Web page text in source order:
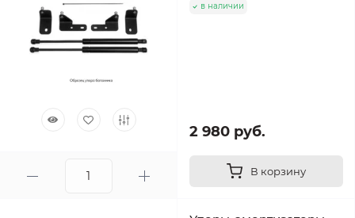
в наличии
2 980 руб.
В корзину